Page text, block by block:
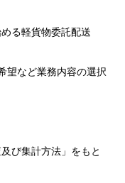
る軽貨物委託配送
望など業務内容の選択
び集計方法」をもと